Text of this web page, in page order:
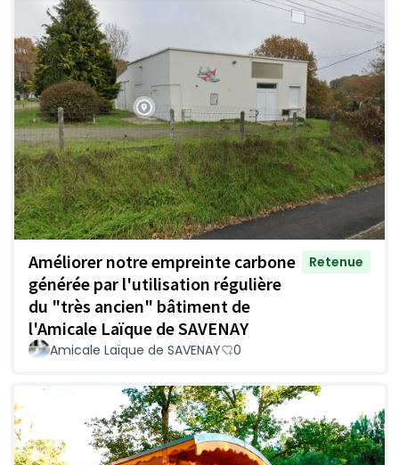
Améliorer notre empreinte carbone
générée par l'utilisation régulière
du "très ancien" bâtiment de
l'Amicale Laïque de SAVENAY
Retenue
Amicale Laïque de SAVENAY 0